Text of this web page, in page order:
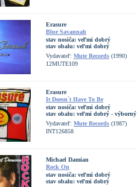
Erasure
Blue Savannah
stav nosiča: veľmi dobrý
stav obalu: veľmi dobrý
Vydavateľ: Mute Records (1990)
12MUTE109
Erasure
It Doesn`t Have To Be
stav nosiča: veľmi dobrý
stav obalu: veľmi dobrý - výborný
Vydavateľ: Mute Records (1987)
INT126858
Michael Damian
Rock On
stav nosiča: veľmi dobrý
stav obalu: veľmi dobrý